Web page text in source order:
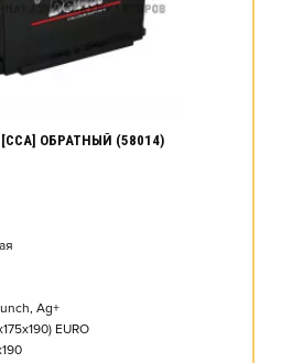
[CCA] ОБРАТНЫЙ (58014)
Ag+
EURO